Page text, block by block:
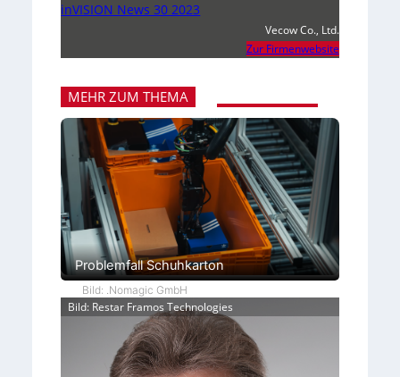
inVISION News 30 2023
Vecow Co., Ltd.
Zur Firmenwebsite
MEHR ZUM THEMA
Problemfall Schuhkarton
Bild: .Nomagic GmbH
Bild: Restar Framos Technologies